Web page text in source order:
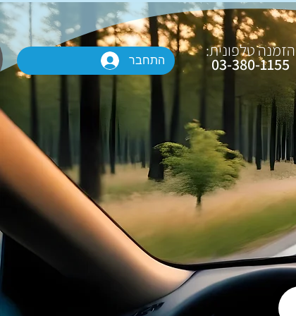
התחבר
הזמנה טלפונית:
03-380-1155